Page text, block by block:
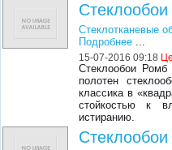
Стеклотканевые
Подробнее ...
15-07-2016 09:18
Стеклообои Ромб
полотен
классика в
стойкостью к
истиранию.